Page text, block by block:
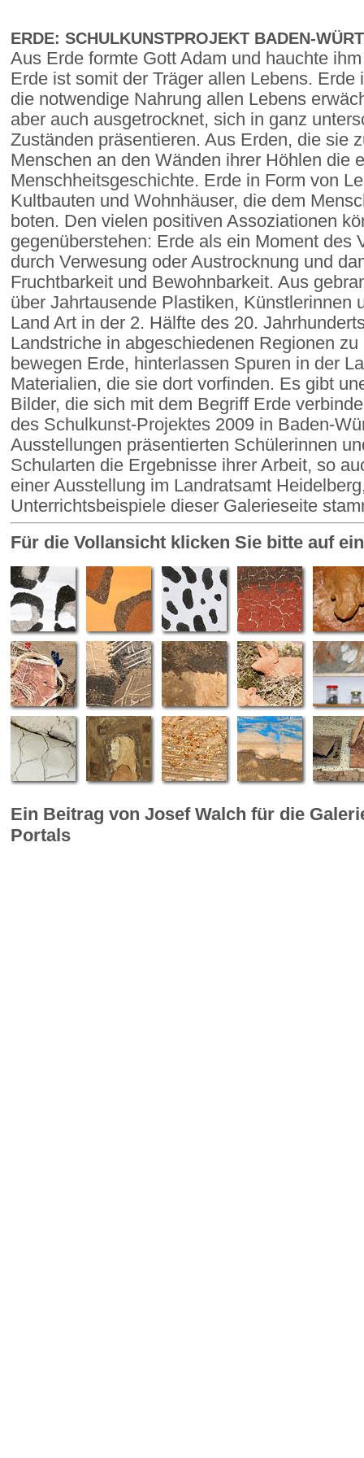
ERDE: SCHULKUNSTPROJEKT BADEN-
Aus Erde formte Gott Adam und hauchte
Erde ist somit der Träger allen Lebens.
die notwendige Nahrung allen Lebens
aber auch ausgetrocknet, sich in ganz
Zuständen präsentieren. Aus Erden, die sie
Menschen an den Wänden ihrer Höhlen die
Menschheitsgeschichte. Erde in Form von
Kultbauten und Wohnhäuser, die dem
boten. Den vielen positiven Assoziationen
gegenüberstehen: Erde als ein Moment des
durch Verwesung oder Austrocknung und
Fruchtbarkeit und Bewohnbarkeit. Aus
über Jahrtausende Plastiken, Künstlerinnen
Land Art in der 2. Hälfte des 20.
Landstriche in abgeschiedenen Regionen
bewegen Erde, hinterlassen Spuren in der
Materialien, die sie dort vorfinden. Es gibt
Bilder, die sich mit dem Begriff Erde
des Schulkunst-Projektes 2009 in Baden-
Ausstellungen präsentierten Schülerinnen
Schularten die Ergebnisse ihrer Arbeit, so
einer Ausstellung im Landratsamt
Unterrichtsbeispiele dieser Galerieseite
Für die Vollansicht klicken Sie bitte auf
Ein Beitrag von Josef Walch für die
Portals